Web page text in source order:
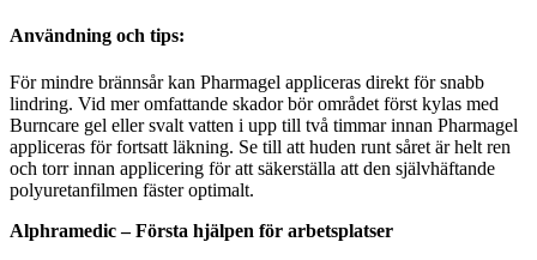
Användning och tips:
För mindre brännsår kan Pharmagel appliceras direkt för snabb
lindring. Vid mer omfattande skador bör området först kylas med
Burncare gel eller svalt vatten i upp till två timmar innan Pharmagel
appliceras för fortsatt läkning. Se till att huden runt såret är helt ren
och torr innan applicering för att säkerställa att den självhäftande
polyuretanfilmen fäster optimalt.
Alphramedic – Första hjälpen för arbetsplatser